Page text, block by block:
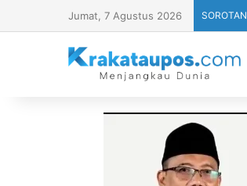
Jumat, 7 Agustus 2026 SOROTAN